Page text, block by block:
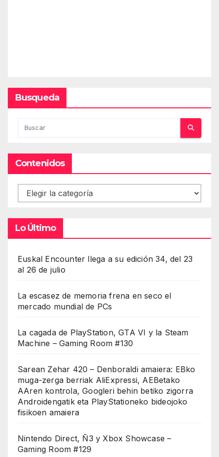
Busqueda
Contenidos
Contenidos
Lo Último
Euskal Encounter llega a su edición 34, del 23
al 26 de julio
La escasez de memoria frena en seco el
mercado mundial de PCs
La cagada de PlayStation, GTA VI y la Steam
Machine – Gaming Room #130
Sarean Zehar 420 – Denboraldi amaiera: EBko
muga-zerga berriak AliExpressi, AEBetako
AAren kontrola, Googleri behin betiko zigorra
Androidengatik eta PlayStationeko bideojoko
fisikoen amaiera
Nintendo Direct, Ñ3 y Xbox Showcase –
Gaming Room #129